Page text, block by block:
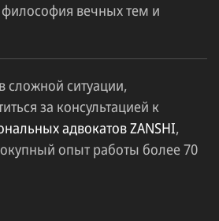
вечных тем и
сложной ситуации,
за консультацией к
адвокатов ZANSHI,
опыт работы более 70